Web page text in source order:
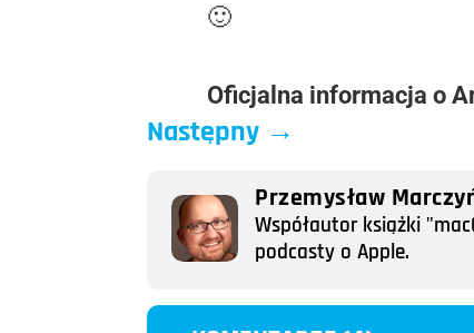
🙂
Oficjalna informacja o
Następny →
Przemysław
Współautor książki
podcasty o Apple.